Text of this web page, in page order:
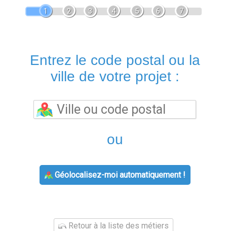
1 2 3 4 5 6 7
Entrez le code postal ou la
ville de votre projet :
ou
Géolocalisez-moi automatiquement !
Retour à la liste des métiers